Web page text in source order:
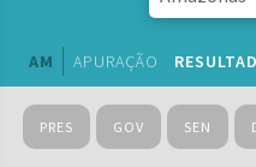
AM APURAÇÃO
PRES GOV SEN